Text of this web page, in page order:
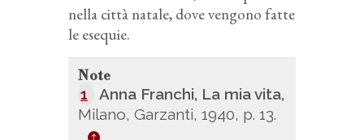
nella città natale, dove vengono fatte
le esequie.
Note
1
Anna Franchi, La mia vita,
Milano, Garzanti, 1940, p. 13.